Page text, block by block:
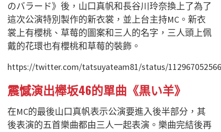
のバラード》後，山口真帆和長谷川玲奈換上了為了
這次公演特別製作的新衣裳，並上台主持MC。新衣
裳上有櫻桃、草莓的圖案和三人的名字，三人頭上佩
戴的花環也有櫻桃和草莓的裝飾。
https://twitter.com/tatsuyateam81/status/
震憾演出櫸坂46的單曲《黒い羊》
在MC的最後山口真帆表示公演要進入後半部分，其
後表演的五首樂曲都由三人一起表演。樂曲完結後再